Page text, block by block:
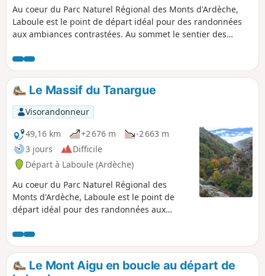
Au coeur du Parc Naturel Régional des Monts d'Ardèche,
Laboule est le point de départ idéal pour des randonnées
aux ambiances contrastées. Au sommet le sentier des
(Mont Blanc, Mont Ventoux, Mont Bouquet, Mont Lozère...)
une journée de marche sur le troisième sommet des
Cévennes(alt. 1548 m) avec ses monts rocheux et ses
rivières lumineuses.
Le Massif du Tanargue
Visorandonneur
49,16 km
+2 676 m
-2 663 m
3 jours
Difficile
Départ à Laboule (Ardèche)
Au coeur du Parc Naturel Régional des
Monts d'Ardèche, Laboule est le point de
départ idéal pour des randonnées aux
marche confortable en étoile sur le troisième
sommet des Cévennes(1548m) avec ses
monts rocheux et ses rivières naturelles. Le
massif du Tanargue est méconnu et
Le Mont Aigu en boucle au départ de